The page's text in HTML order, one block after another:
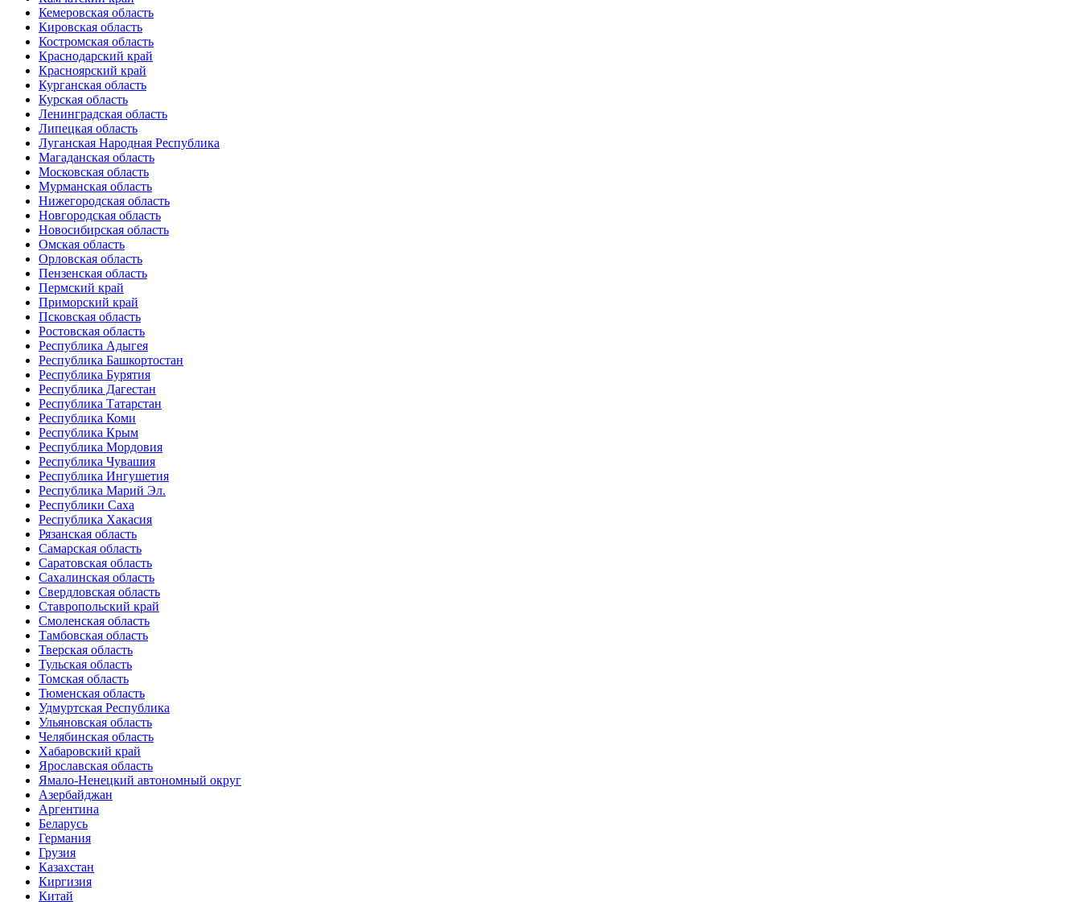
Кемеровская область
Кировская область
Костромская область
Краснодарский край
Красноярский край
Курганская область
Курская область
Ленинградская область
Липецкая область
Луганская Народная Республика
Магаданская область
Московская область
Мурманская область
Нижегородская область
Новгородская область
Новосибирская область
Омская область
Орловская область
Пензенская область
Пермский край
Приморский край
Псковская область
Ростовская область
Республика Адыгея
Республика Башкортостан
Республика Бурятия
Республика Дагестан
Республика Татарстан
Республика Коми
Республика Крым
Республика Мордовия
Республика Чувашия
Республика Ингушетия
Республика Марий Эл.
Республики Саха
Республика Хакасия
Рязанская область
Самарская область
Саратовская область
Сахалинская область
Свердловская область
Ставропольский край
Смоленская область
Тамбовская область
Тверская область
Тульская область
Томская область
Тюменская область
Удмуртская Республика
Ульяновская область
Челябинская область
Хабаровский край
Ярославская область
Ямало-Ненецкий автономный округ
Азербайджан
Аргентина
Беларусь
Германия
Грузия
Казахстан
Киргизия
Китай